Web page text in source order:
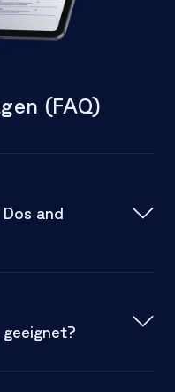
(FAQ)
and